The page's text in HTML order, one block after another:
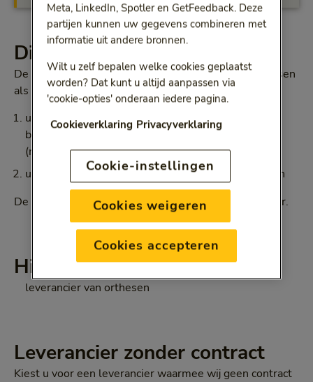
Dit krijgt u vergoed
De Bewuste Keuze Basisverzekering vergoedt orthesen
als u aan deze 2 voorwaarden voldoet:
u heeft een ernstige aandoening waardoor u
beperkingen heeft met houding en beweging
(motorische handicap)
u heeft altijd een orthese nodig om dit te corrigeren
De minimale gebruikstermijn van een orthese is 2 jaar.
Hier kunt u terecht
leverancier van orthesen
Leverancier zonder contract
Kiest u voor een leverancier waarmee wij geen contract
Meta, LinkedIn, Spotler en GetFeedback. Deze
partijen kunnen uw gegevens combineren met
informatie uit andere bronnen.
Wilt u zelf bepalen welke cookies geplaatst
worden? Dat kunt u altijd aanpassen via
'cookie-opties' onderaan iedere pagina.
Cookieverklaring Privacyverklaring
Cookie-instellingen
Cookies weigeren
Cookies accepteren